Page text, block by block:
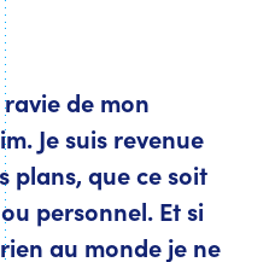
ravie de mon
Je suis revenue
plans, que ce soit
personnel. Et si
au monde je ne